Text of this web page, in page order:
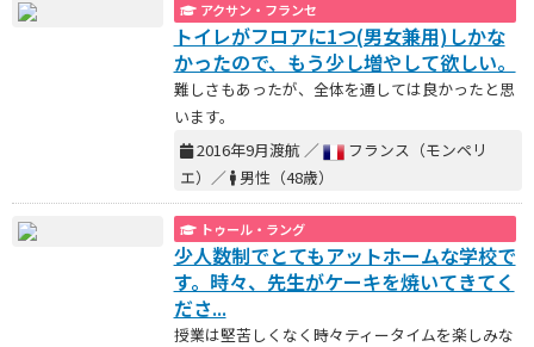
アクサン・フランセ
トイレがフロアに1つ(男女兼用)しかな
かったので、もう少し増やして欲しい。
難しさもあったが、全体を通しては良かったと思
います。
2016年9月渡航 ／
フランス（モンペリ
エ）／ 男性（48歳）
トゥール・ラング
少人数制でとてもアットホームな学校で
す。時々、先生がケーキを焼いてきてく
ださ...
授業は堅苦しくなく時々ティータイムを楽しみな